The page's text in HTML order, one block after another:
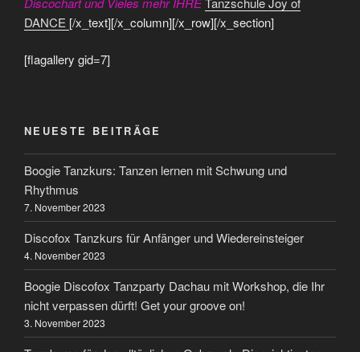
DANCE [/x_text][/x_column][/x_row][/x_section]
[flagallery gid=7]
NEUESTE BEITRÄGE
Boogie Tanzkurs: Tanzen lernen mit Schwung und
Rhythmus
7. November 2023
Discofox Tanzkurs für Anfänger und Wiedereinsteiger
4. November 2023
Boogie Discofox Tanzparty Dachau mit Workshop, die Ihr
nicht verpassen dürft! Get your groove on!
3. November 2023